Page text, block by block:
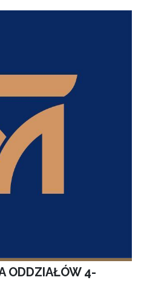
ODDZIAŁÓW 4-